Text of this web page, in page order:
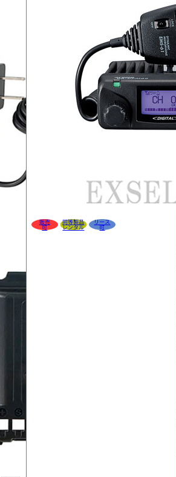
販売
可
同等製品
レンタル
リース
可